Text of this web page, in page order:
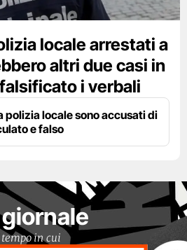
locale arrestati a
altri due casi in
i verbali
polizia locale sono accusati di
e falso
in cui